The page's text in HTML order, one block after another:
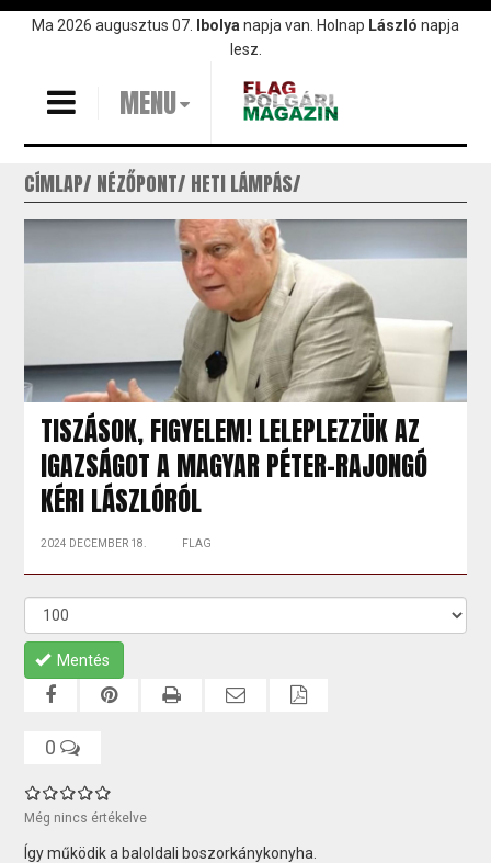
UgrásMa 2026 augusztus 07. Ibolya napja van. Holnap László napja
lesz.
MENU
CÍMLAP NÉZŐPONT HETI LÁMPÁS
TISZÁSOK, FIGYELEM! LELEPLEZZÜK AZ
IGAZSÁGOT A MAGYAR PÉTER-RAJONGÓ
KÉRI LÁSZLÓRÓL
2024 DECEMBER 18. FLAG
Mentés
0
Még nincs értékelve
Így működik a baloldali boszorkánykonyha.